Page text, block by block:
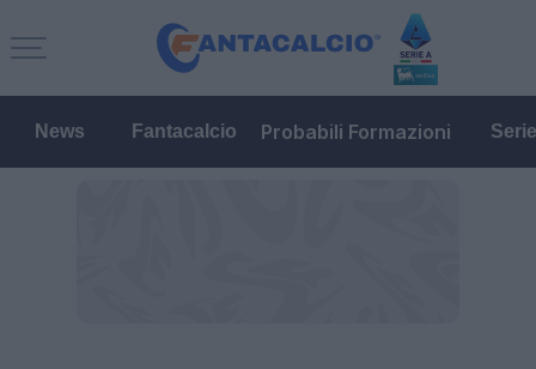
News Fantacalcio Probabili Formazioni